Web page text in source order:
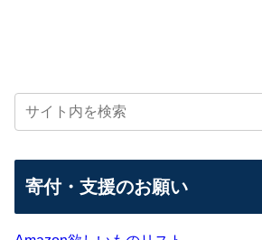
寄付・支援のお願い